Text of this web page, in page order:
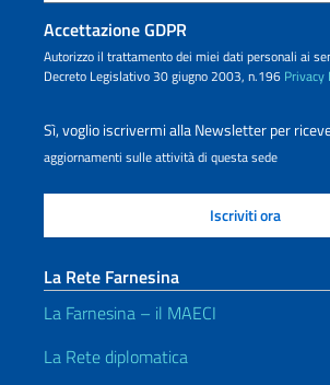
Accettazione GDPR
Autorizzo il trattamento dei miei dati personali ai
Decreto Legislativo 30 giugno 2003, n.196 Privacy
Sì, voglio iscrivermi alla Newsletter per
aggiornamenti sulle attività di questa sede
La Rete Farnesina
La Farnesina – il MAECI
La Rete diplomatica